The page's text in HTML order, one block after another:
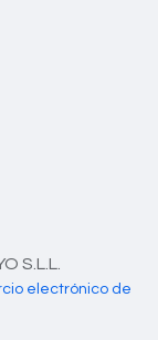
S.L.L.
electrónico de